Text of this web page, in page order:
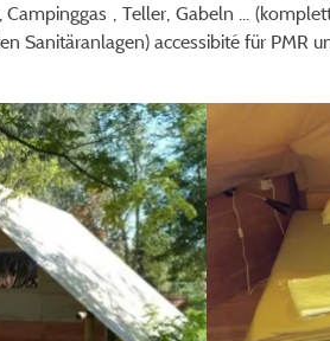
Campinggas , Teller, Gabeln ...
Sanitäranlagen) accessibité für PMR